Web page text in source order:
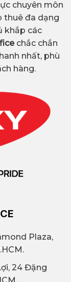
chuyên môn
thuê đa dạng
khắp các
chắc chắn
nhất, phù
hàng.
Plaza,
24 Đặng